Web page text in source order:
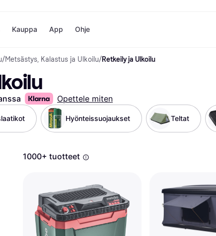
Maksuvaihtoehdot
Maksa 30 päivän
kuluessa
Maksa 3 erässä
Rahoitus
MobilePay
Kauppa
Kaupat
H&M
Peten Koiratarvike
Wolt
Kauppahakemisto
Shoppaile ja vertaa hintoja
Lelut
Koti ja Sisustus
Ääni ja Kuva
Urheilu ja Ulkoilu
App Ohje
/Metsästys, Kalastus ja Ulkoilu/Retkeily ja Ulkoilu
Opettele miten
Hyönteissuojaukset Teltat
1000+ tuotteet